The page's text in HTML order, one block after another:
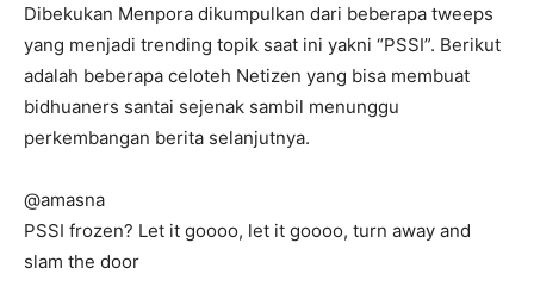
Dibekukan Menpora dikumpulkan dari beberapa tweeps
yang menjadi trending topik saat ini yakni “PSSI”. Berikut
adalah beberapa celoteh Netizen yang bisa membuat
bidhuaners santai sejenak sambil menunggu
perkembangan berita selanjutnya.
@amasna
PSSI frozen? Let it goooo, let it goooo, turn away and
slam the door